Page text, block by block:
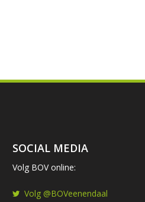
SOCIAL MEDIA
Volg BOV online:
Volg @BOVeenendaal